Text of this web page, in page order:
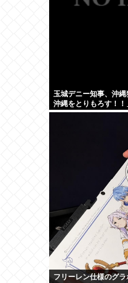
玉城デニー知事、沖
沖縄をとりもろす！！
フリーレン仕様のグラ